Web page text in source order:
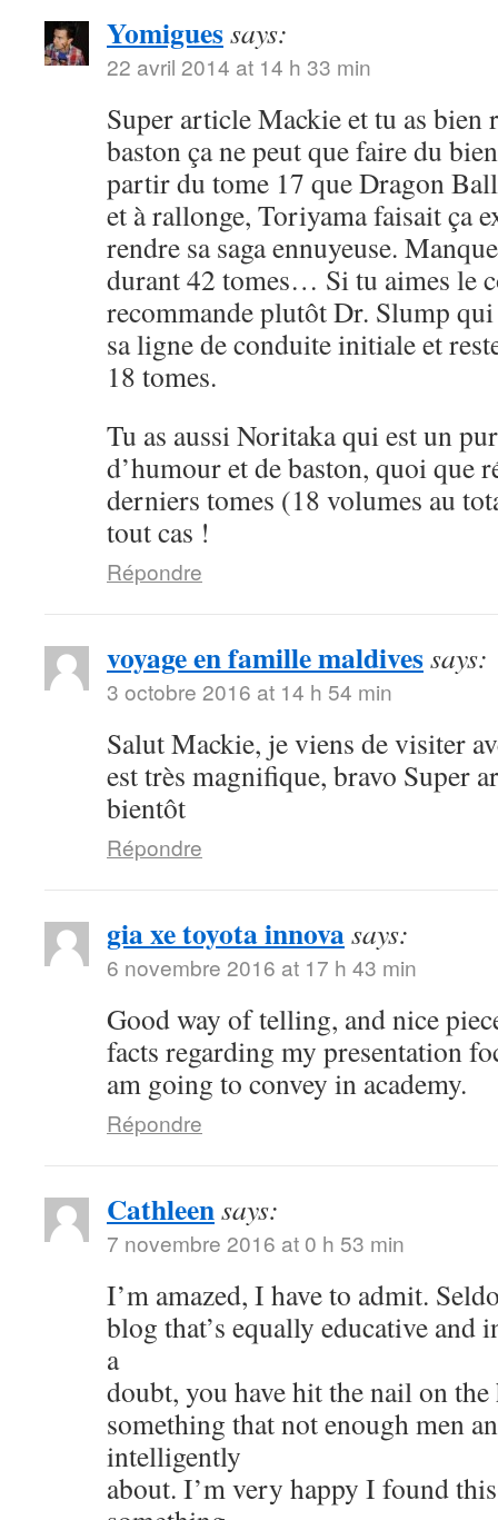
Yomiguessays:
22 avril 2014 at 14 h 33 min
Super article Mackie et tu as bien
baston ça ne peut que faire du
partir du tome 17 que Dragon
et à rallonge, Toriyama faisait ça
rendre sa saga ennuyeuse.
durant 42 tomes… Si tu aimes le
recommande plutôt Dr. Slump qui
sa ligne de conduite initiale et
18 tomes.
Tu as aussi Noritaka qui est un
d’humour et de baston, quoi que
derniers tomes (18 volumes au
tout cas !
Répondre
voyage en famille maldivessays:
3 octobre 2016 at 14 h 54 min
Salut Mackie, je viens de visiter
est très magnifique, bravo Super
bientôt
Répondre
gia xe toyota innovasays:
6 novembre 2016 at 17 h 43 min
Good way of telling, and nice
facts regarding my presentation
am going to convey in academy.
Répondre
Cathleensays:
7 novembre 2016 at 0 h 53 min
I’m amazed, I have to admit.
blog that’s equally educative and
a
doubt, you have hit the nail on the
something that not enough men
intelligently
about. I’m very happy I found